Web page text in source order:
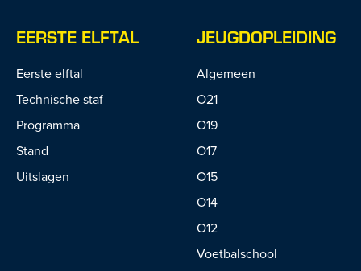
EERSTE ELFTAL
Eerste elftal
Technische staf
Programma
Stand
Uitslagen
JEUGDOPLEIDING
Algemeen
O21
O19
O17
O15
O14
O12
Voetbalschool